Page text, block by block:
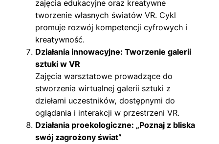
zajęcia edukacyjne oraz kreatywne
tworzenie własnych światów VR. Cykl
promuje rozwój kompetencji cyfrowych i
kreatywność.
Działania innowacyjne: Tworzenie galerii
sztuki w VR
Zajęcia warsztatowe prowadzące do
stworzenia wirtualnej galerii sztuki z
dziełami uczestników, dostępnymi do
oglądania i interakcji w przestrzeni VR.
Działania proekologiczne: „Poznaj z bliska
swój zagrożony świat”